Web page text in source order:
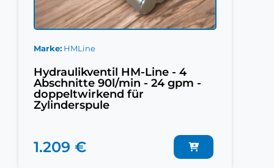
Marke HMLine
Hydraulikventil HM-Line - 4
Abschnitte 90l/min - 24 gpm -
doppeltwirkend für
Zylinderspule
1.209 €